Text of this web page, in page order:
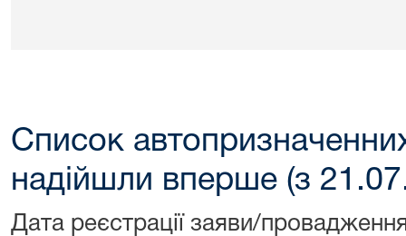
Список
надійшли вперше (з
Дата реєстрації заяви/